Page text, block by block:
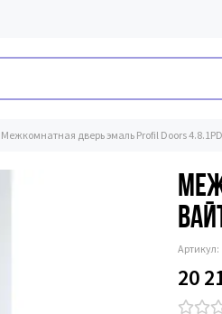
Межкомнатная дверь эмаль Profil Doors
Артикул:
20